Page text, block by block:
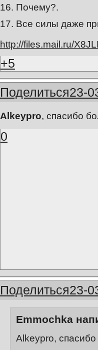
16. Почему?.
17. Все силы даже
http://files.mail.ru/
+5
Поделиться23-
Alkeypro, спасибо
0
Поделиться23-
Emmochka
Alkeypro,